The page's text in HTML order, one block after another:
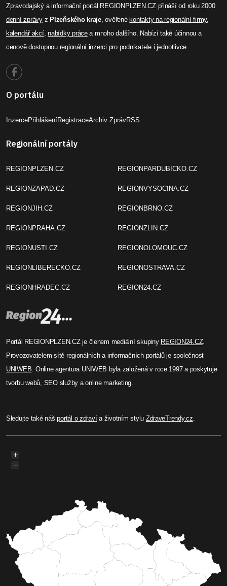
Zpravodajský a informační portál REGIONPLZEN.CZ přináší od roku 2000
denní zprávyz Plzeňského kraje, ověřené kontakty na regionální firmy,
kalendář akcí,nabídky prácea mnoho dalšího. Nabízí také účinnou a
cenově dostupnou regionální inzerci pro podnikatele i jednotlivce.
O portálu
InzercePřihlášeníRegistraceArchiv ZprávRSS
Regionální portály
REGIONPLZEN.CZ
REGIONZAPAD.CZ
REGIONJIH.CZ
REGIONPRAHA.CZ
REGIONUSTI.CZ
REGIONLIBERECKO.CZ
REGIONHRADEC.CZ
REGIONPARDUBICKO.CZ
REGIONVYSOCINA.CZ
REGIONBRNO.CZ
REGIONZLIN.CZ
REGIONOLOMOUC.CZ
REGIONOSTRAVA.CZ
REGION24.CZ
Portál REGIONPLZEN.CZ je členem mediální skupiny REGION24.CZ.
Provozovatelem sítě regionálních a informačních portálů je společnost
UNIWEB. Online agentura UNIWEB byla založená v roce 1997 a poskytuje
tvorbu webů, SEO služby a online marketing.
Sledujte také nášportál o zdravía životním stylu ZdraveTrendy.cz.
+
−